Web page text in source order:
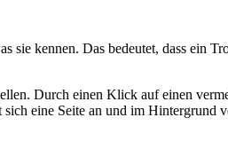
sie kennen. Das bedeutet, dass ein
Durch einen Klick auf einen
eine Seite an und im Hintergrund